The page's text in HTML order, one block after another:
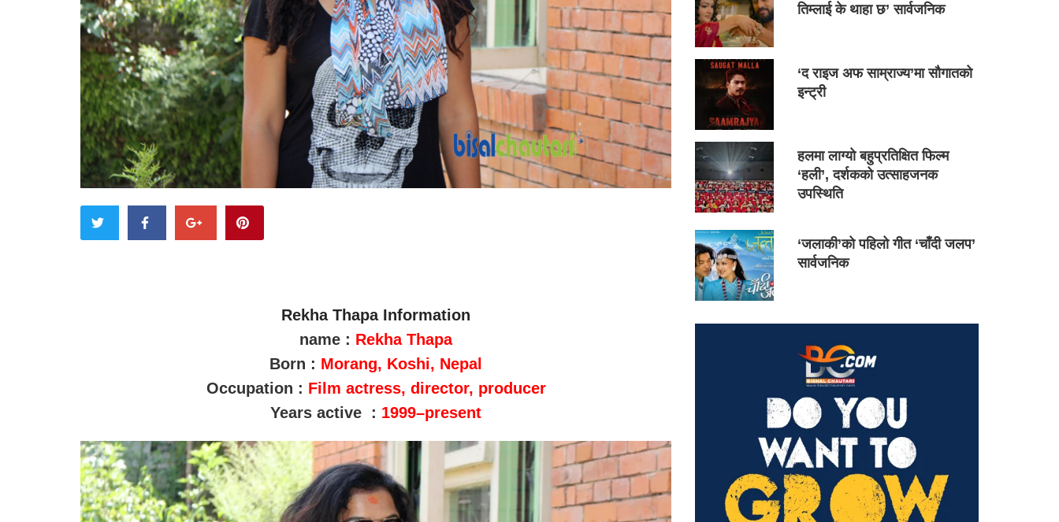
Rekha Thapa Information
name : Rekha Thapa
Born : Morang, Koshi, Nepal
Occupation : Film actress, director, producer
Years active : 1999–present
तिम्लाई के थाहा छ’ सार्वजनिक
‘द राइज अफ साम्राज्य’मा सौगातको
इन्ट्री
हलमा लाग्यो बहुप्रतिक्षित फिल्म
‘हली’, दर्शकको उत्साहजनक
उपस्थिति
‘जलाकी’को पहिलो गीत ‘चाँदी जलप’
सार्वजनिक